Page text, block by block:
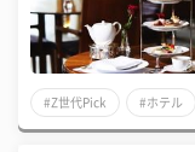
#Z世代Pick #ホテル